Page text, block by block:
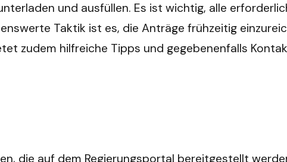
und ausfüllen. Es ist wichtig, alle
Taktik ist es, die Anträge frühzeitig
zudem hilfreiche Tipps und gegebenenfalls
die auf dem Regierungsportal bereitgestellt